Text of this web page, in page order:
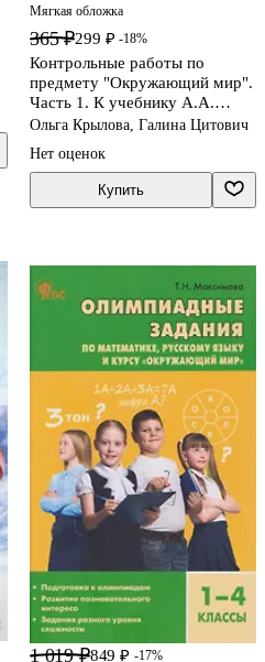
Мягкая обложка
365 ₽299 ₽ -18%
Контрольные работы по
предмету "Окружающий мир".
Часть 1. К учебнику А.А.
Плешакова "Окружающий мир.
Ольга Крылова, Галина Цитович
Нет оценок
Купить
1 019 ₽849 ₽ -17%